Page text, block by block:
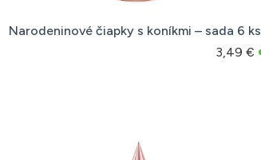
Narodeninové čiapky s koníkmi – sada 6 ks
3,49 €